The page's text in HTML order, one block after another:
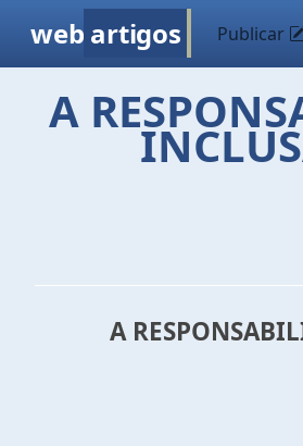
web artigos Publicar
A
A